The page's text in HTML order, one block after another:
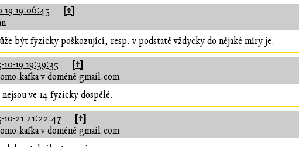
19 19:06:45 [↑]
být fyzicky poškozující, resp. v podstatě vždycky do nějaké míry je.
10-19 19:39:35 [↑]
v doméně gmail.com
ve 14 fyzicky dospělé.
10-21 21:22:47 [↑]
v doméně gmail.com